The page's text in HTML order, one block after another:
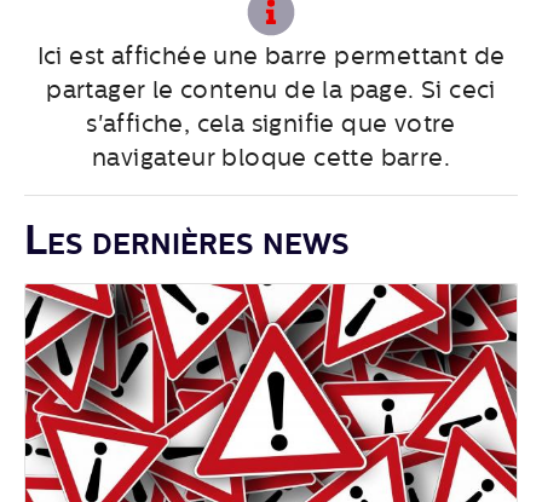
Ici est affichée une barre permettant de
partager le contenu de la page. Si ceci
s'affiche, cela signifie que votre
navigateur bloque cette barre.
Les dernières news